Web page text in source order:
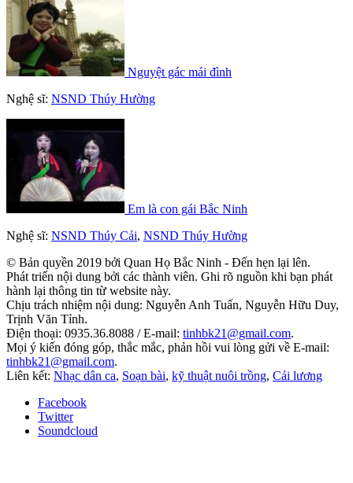
Nguyệt gác mái đình
Nghệ sĩ: NSND Thúy Hường
Em là con gái Bắc Ninh
Nghệ sĩ: NSND Thúy Cải, NSND Thúy Hường
© Bản quyền 2019 bởi Quan Họ Bắc Ninh - Đến hẹn lại lên.
Phát triển nội dung bởi các thành viên. Ghi rõ nguồn khi bạn phát
hành lại thông tin từ website này.
Chịu trách nhiệm nội dung: Nguyễn Anh Tuấn, Nguyễn Hữu Duy,
Trịnh Văn Tỉnh.
Điện thoại: 0935.36.8088 / E-mail: tinhbk21@gmail.com.
Mọi ý kiến đóng góp, thắc mắc, phản hồi vui lòng gửi về E-mail:
tinhbk21@gmail.com.
Liên kết: Nhạc dân ca, Soạn bài, kỹ thuật nuôi trồng, Cải lương
Facebook
Twitter
Soundcloud